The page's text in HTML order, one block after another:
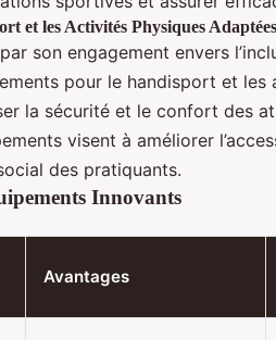
et les Activités Physiques Adaptées
son engagement envers
pour le handisport et
la sécurité et le confort des
visent à améliorer
des pratiquants.
Innovants
Avantages